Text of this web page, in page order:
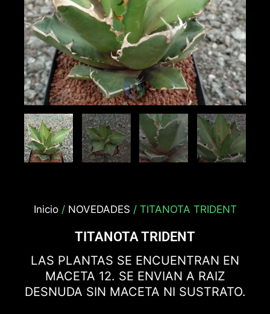
Inicio/ NOVEDADES / TITANOTA TRIDENT
TITANOTA TRIDENT
LAS PLANTAS SE ENCUENTRAN EN
MACETA 12. SE ENVIAN A RAIZ
DESNUDA SIN MACETA NI SUSTRATO.